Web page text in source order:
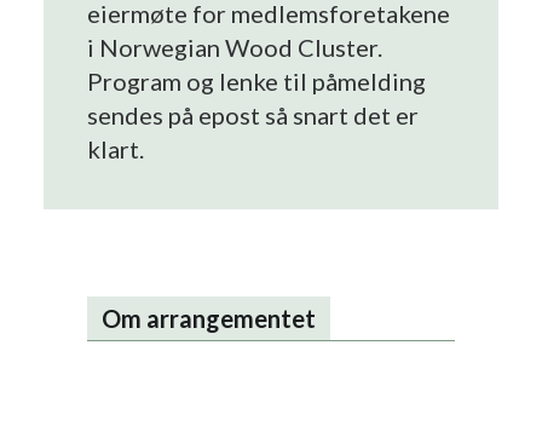
eiermøte for medlemsforetakene
i Norwegian Wood Cluster.
Program og lenke til påmelding
sendes på epost så snart det er
klart.
Om arrangementet